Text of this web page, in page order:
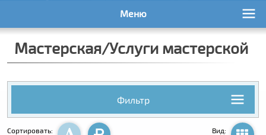
Меню
Мастерская/Услуги мастерской
Фильтр
Сортировать: Вид: